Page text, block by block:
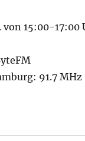
von 15:00-17:00
91.7 MHz